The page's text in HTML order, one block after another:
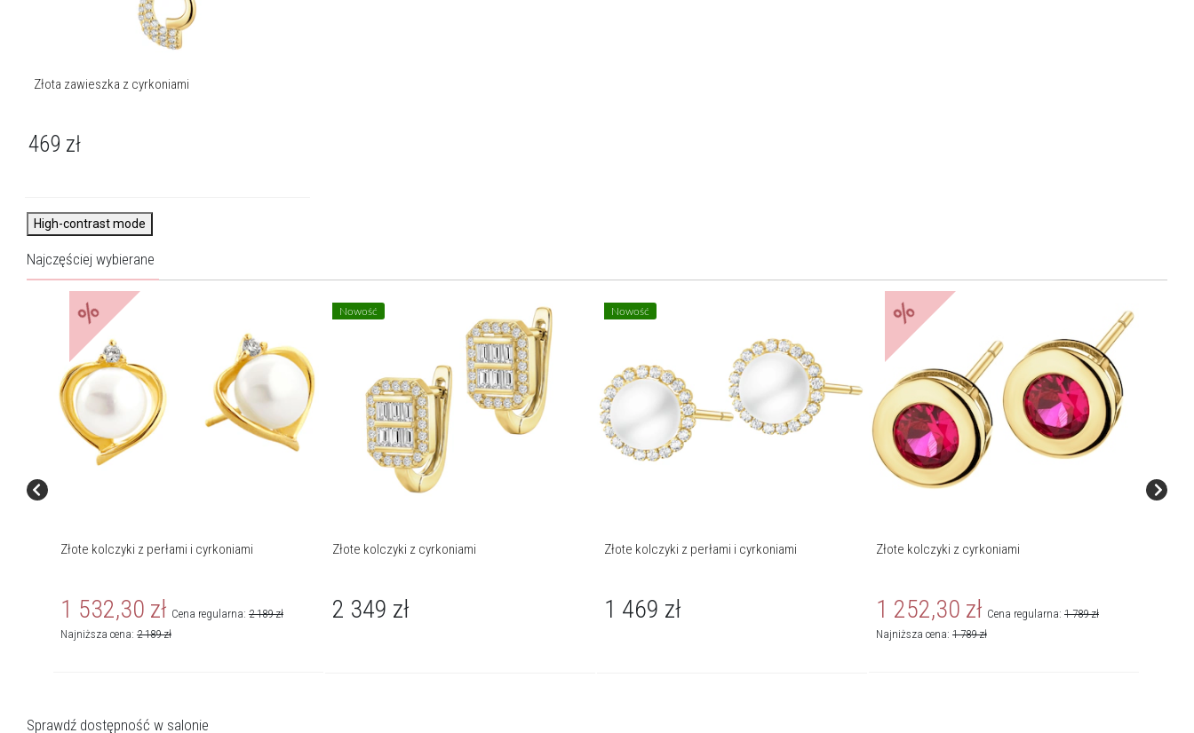
Złota zawieszka z cyrkoniami
469 zł
High-contrast mode
Najczęściej wybierane
%
Złote kolczyki z perłami i cyrkoniami
1 532,30 zł Cena regularna: 2 189 zł
Najniższa cena: 2 189 zł
Nowość
Złote kolczyki z cyrkoniami
2 349 zł
Nowość
Złote kolczyki z perłami i cyrkoniami
1 469 zł
%
Złote kolczyki z cyrkoniami
1 252,30 zł Cena regularna: 1 789 zł
Najniższa cena: 1 789 zł
Sprawdź dostępność w salonie